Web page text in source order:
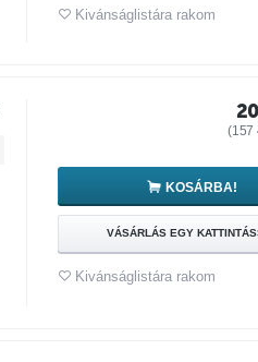
Kivánságlistára rakom
(157
KOSÁRBA!
VÁSÁRLÁS EGY
Kivánságlistára rakom